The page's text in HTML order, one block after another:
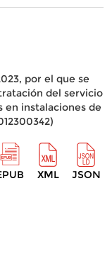
por el que se
del servicio
en instalaciones de
XML JSON